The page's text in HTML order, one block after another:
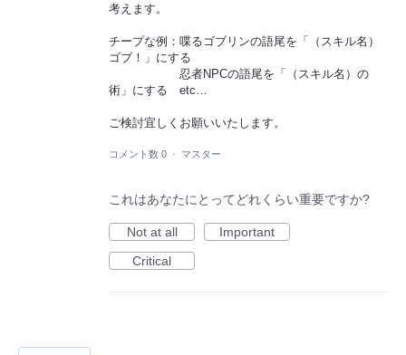
考えます。
チープな例：喋るゴブリンの語尾を「（スキル名）
ゴブ！」にする
忍者NPCの語尾を「（スキル名）の
術」にする etc…
ご検討宜しくお願いいたします。
コメント数 0 · マスター
これはあなたにとってどれくらい重要ですか?
Not at all
Important
Critical